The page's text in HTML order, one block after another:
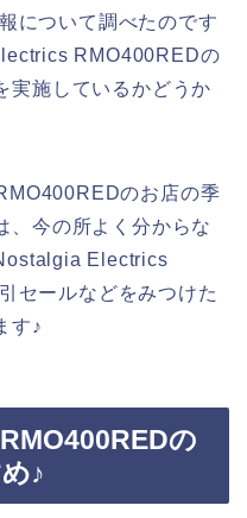
について調べたのです
RMO400REDの
実施しているかどうか
のお店の季
、今の所よく分からな
Electrics
セールなどをみつけた
す♪
の
♪